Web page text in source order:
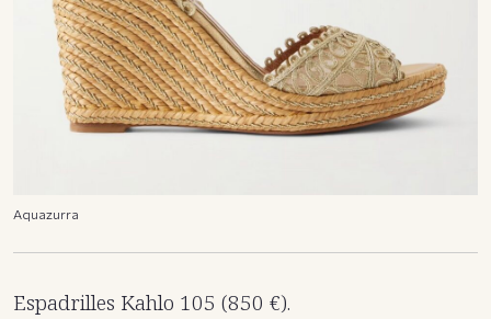
Aquazurra
Espadrilles Kahlo 105 (850 €).